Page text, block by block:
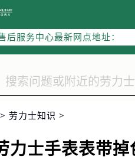
海市售后服务网络优化升级公告
力士官方售后客户服务热线：
后服务中心最新网点地址：
3号港汇中心写字楼2座37层
路299号宏伊国际广场写字楼
> 劳力士知识 >
力士手表表带掉